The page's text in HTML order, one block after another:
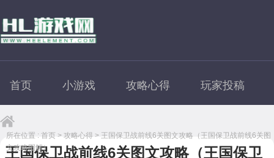
首页 小游戏 攻略心得 玩家投稿
所在位置 : 首页 > 攻略心得 > 王国保卫战前线6关图文攻略（王国保卫战前线6关图
文攻略图解）
王国保卫战前线6关图文攻略（王国保卫